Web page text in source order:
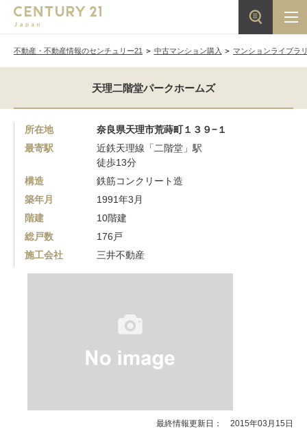
不動産・不動産情報のセンチュリー21 中古マンション購入 マンションライブラ
天理二階堂パークホームズ
所在地
奈良県天理市荒蒔町１３９−１
最寄駅
近鉄天理線「二階堂」駅
徒歩13分
構造
鉄筋コンクリート造
築年月
1991年3月
階建
10階建
総戸数
176戸
施工会社
三井不動産
最終情報更新日： 2015年03月15日